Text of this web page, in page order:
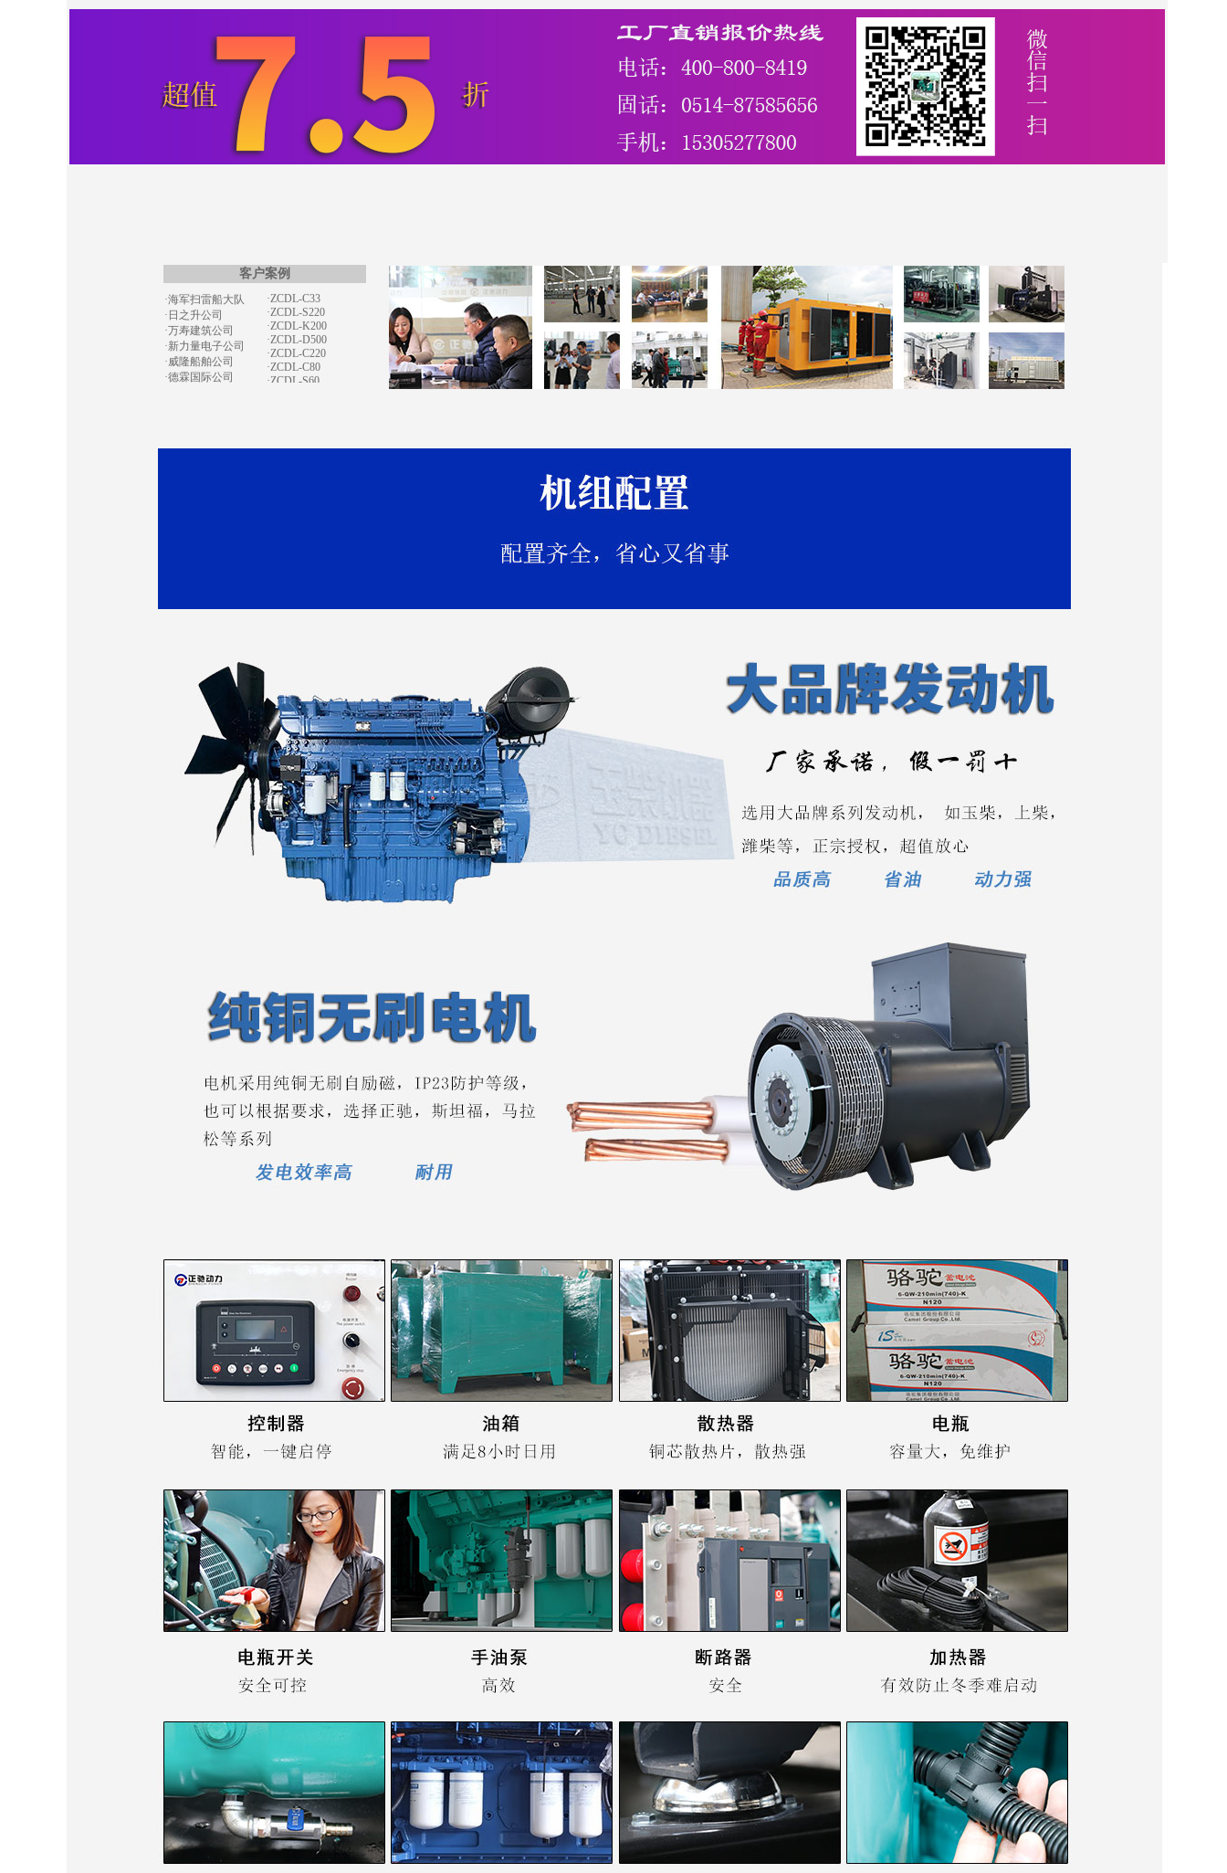
客户案例
·同德铝业公司
·东润机电公司
·恒强化工公司
·中富置业公司
·宝德建筑公司
·开普医疗公司
·海军扫雷船大队
·日之升公司
·万寿建筑公司
·新力量电子公司
·威隆船舶公司
·德霖国际公司
·通力电力公司
·宏祥地产公司
·天康禾田公司
·吴通树脂公司
·天富热电公司
·ZCDL-C800
·ZCDL-C88S
·ZCDL-S220
·ZCDL-C1000
·ZCDL-S280
·ZCDL-C280
·ZCDL-S350
·ZCDL-C1500
·ZCDL-C50S
·ZCDL-C33
·ZCDL-S220
·ZCDL-K200
·ZCDL-D500
·ZCDL-C220
·ZCDL-C80
·ZCDL-S60
·ZCDL-S280
·CZDL-S200